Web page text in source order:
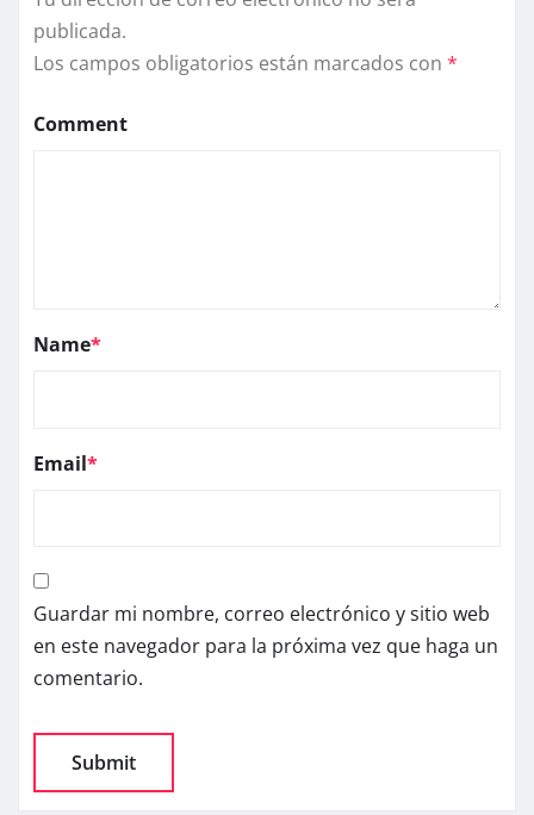
publicada.
Los campos obligatorios están marcados con *
Comment
Name*
Email*
Guardar mi nombre, correo electrónico y sitio web
en este navegador para la próxima vez que haga un
comentario.